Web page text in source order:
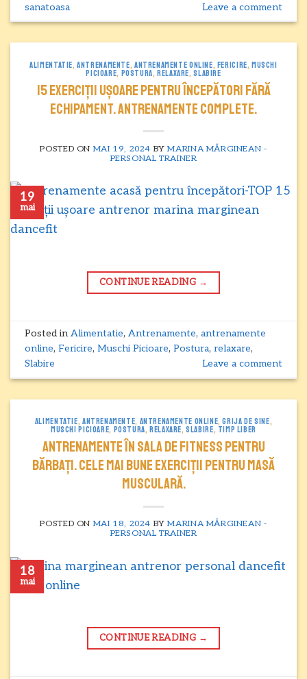
sanatoasa
Leave a comment
ALIMENTATIE,ANTRENAMENTE,ANTRENAMENTE ONLINE,FERICIRE,MUSCHI
PICIOARE, POSTURA,RELAXARE,SLABIRE
15 exerciții ușoare pentru începători fără
echipament. Antrenamente complete.
POSTED ON MAI 19, 2024 BYMARINA MĂRGINEAN -
PERSONAL TRAINER
19
mai
CONTINUE READING →
Posted inAlimentatie,Antrenamente,antrenamente
online,Fericire,Muschi Picioare,Postura,relaxare,
Slabire
Leave a comment
ALIMENTATIE,ANTRENAMENTE, ANTRENAMENTE ONLINE,GRIJA DE SINE,
MUSCHI PICIOARE, POSTURA,RELAXARE,SLABIRE, TIMP LIBER
Antrenamente în sala de fitness pentru
bărbați. Cele mai bune exerciții pentru masă
musculară.
POSTED ON MAI 18, 2024 BYMARINA MĂRGINEAN -
PERSONAL TRAINER
18
mai
CONTINUE READING →